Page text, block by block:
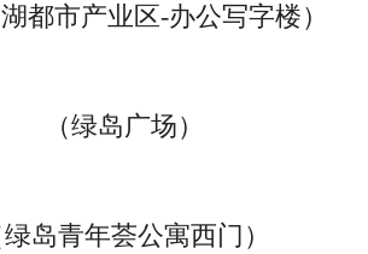
湖都市产业区-办公写字楼）
（绿岛广场）
绿岛青年荟公寓西门）